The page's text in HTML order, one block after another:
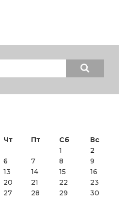
Чт Пт Сб
Вс
1
2
6 7 8
9
13 14 15
16
20 21 22
23
27 28 29
30